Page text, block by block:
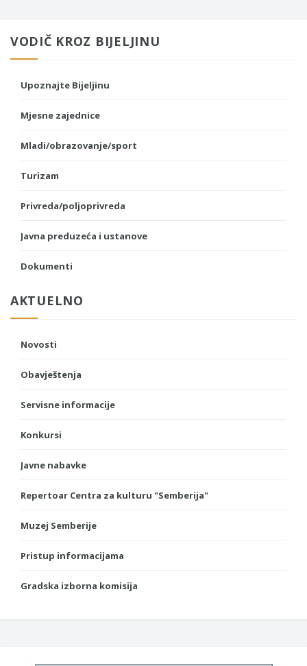
VODIČ KROZ BIJELJINU
Upoznajte Bijeljinu
Mjesne zajednice
Mladi/obrazovanje/sport
Turizam
Privreda/poljoprivreda
Javna preduzeća i ustanove
Dokumenti
AKTUELNO
Novosti
Obavještenja
Servisne informacije
Konkursi
Javne nabavke
Repertoar Centra za kulturu "Semberija"
Muzej Semberije
Pristup informacijama
Gradska izborna komisija